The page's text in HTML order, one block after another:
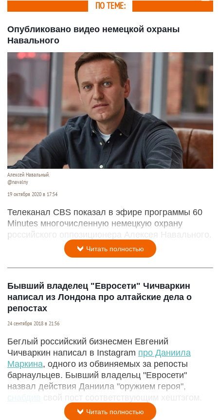
ПО ТЕМЕ:
Опубликовано видео немецкой охраны
Навального
Алексей Навальный.
@navalny
19 октября 2020 в 17:54
Телеканал CBS показал в эфире программы 60
Minutes многочисленную немецкую охрану
российского оппозиционера Алексея Навального.
Читать полностью
Бывший владелец "Евросети" Чичваркин
написал из Лондона про алтайские дела о
репостах
24 сентября 2018 в 21:56
Беглый российский бизнесмен Евгений
Чичваркин написал в Instagram про Даниила
Маркина, одного из обвиняемых за репосты
барнаульцев. Бывший владельц "Евросети"
назвал действия Даниила "оружием героя",
снабдив
свой пост соответствующим хештэгом.
Читать полностью